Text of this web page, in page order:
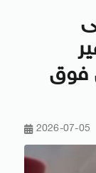
فوق
2026-07-05